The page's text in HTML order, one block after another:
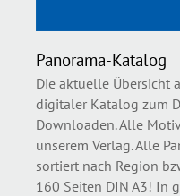
Panorama-Katalog
Die aktuelle Übersicht
digitaler Katalog zum
Downloaden. Alle
unserem Verlag. Alle
sortiert nach Region
160 Seiten DIN A3! In